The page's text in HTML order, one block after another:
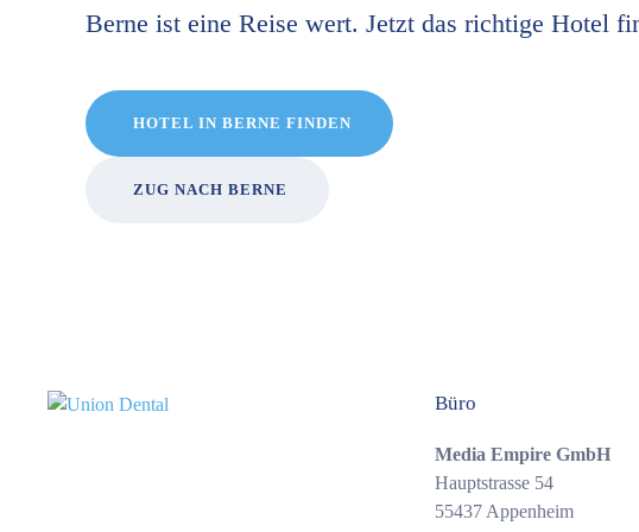
Berne ist eine Reise wert. Jetzt das richtige Hotel
HOTEL IN BERNE FINDEN
ZUG NACH BERNE
Büro
Media Empire GmbH
Hauptstrasse 54
55437 Appenheim